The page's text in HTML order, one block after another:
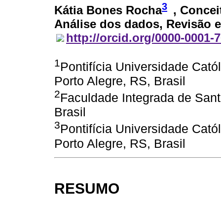
Kátia Bones Rocha3 ,
Análise dos dados, Revisão
http://orcid.org/0000-0001-
1Pontifícia Universidade
Porto Alegre, RS, Brasil
2Faculdade Integrada de
Brasil
3Pontifícia Universidade
Porto Alegre, RS, Brasil
RESUMO